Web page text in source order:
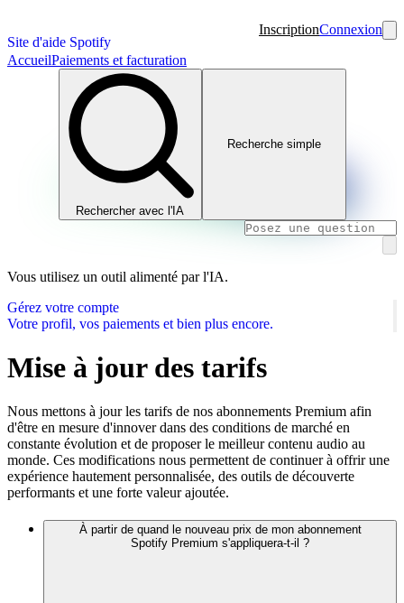
Site d'aide Spotify
InscriptionConnexion
AccueilPaiements et facturation
Rechercher avec l'IA
Recherche simple
Vous utilisez un outil alimenté par l'IA.
Gérez votre compte
Votre profil, vos paiements et bien plus encore.
Mise à jour des tarifs
Nous mettons à jour les tarifs de nos abonnements Premium afin
d'être en mesure d'innover dans des conditions de marché en
constante évolution et de proposer le meilleur contenu audio au
monde. Ces modifications nous permettent de continuer à offrir une
expérience hautement personnalisée, des outils de découverte
performants et une forte valeur ajoutée.
À partir de quand le nouveau prix de mon abonnement
Spotify Premium s'appliquera-t-il ?